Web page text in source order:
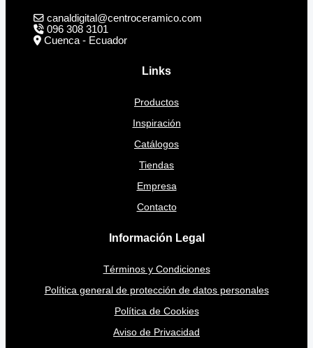
canaldigital@centroceramico.com
096 308 3101
Cuenca - Ecuador
Links
Productos
Inspiración
Catálogos
Tiendas
Empresa
Contacto
Información Legal
Términos y Condiciones
Política general de protección de datos personales
Política de Cookies
Aviso de Privacidad